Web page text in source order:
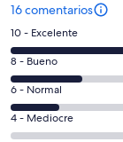
16 comentarios
10
comentarios
de
un
total
de
10 - Excelente
3
comentarios
de
un
total
8 - Bueno
2
comentarios
de
6 - Normal
0
comentarios
4 - Mediocre